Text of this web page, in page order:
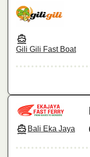
Gili Gili Fast Boat
Bali Eka Jaya